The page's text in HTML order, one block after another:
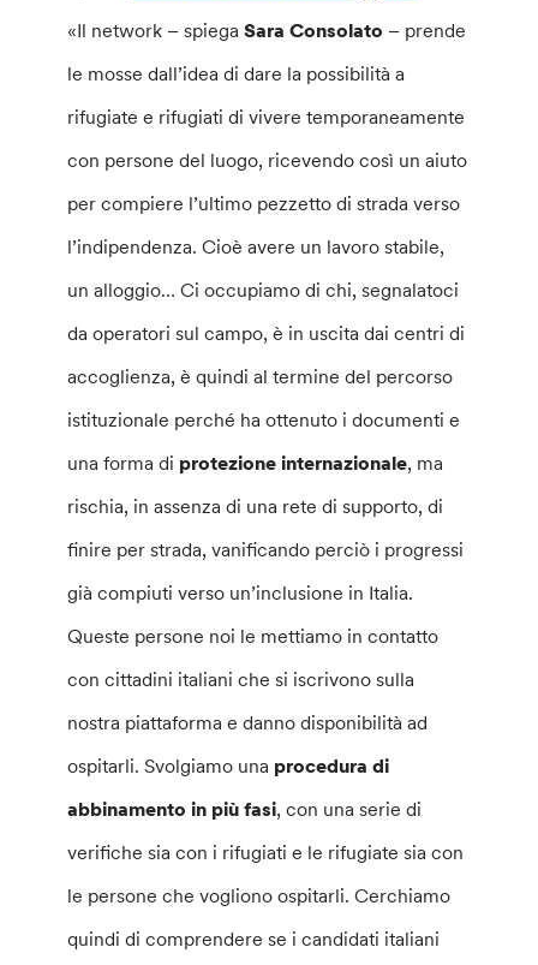
«Il network – spiegaSara Consolato – prende
le mosse dall’idea di dare la possibilità a
rifugiate e rifugiati di vivere temporaneamente
con persone del luogo, ricevendo così un aiuto
per compiere l’ultimo pezzetto di strada verso
l’indipendenza. Cioè avere un lavoro stabile,
un alloggio… Ci occupiamo di chi, segnalatoci
da operatori sul campo, è in uscita dai centri di
accoglienza, è quindi al termine del percorso
istituzionale perché ha ottenuto i documenti e
una forma di protezione internazionale, ma
rischia, in assenza di una rete di supporto, di
finire per strada, vanificando perciò i progressi
già compiuti verso un’inclusione in Italia.
Queste persone noi le mettiamo in contatto
con cittadini italiani che si iscrivono sulla
nostra piattaforma e danno disponibilità ad
ospitarli. Svolgiamo una procedura di
abbinamento in più fasi, con una serie di
verifiche sia con i rifugiati e le rifugiate sia con
le persone che vogliono ospitarli. Cerchiamo
quindi di comprendere se i candidati italiani